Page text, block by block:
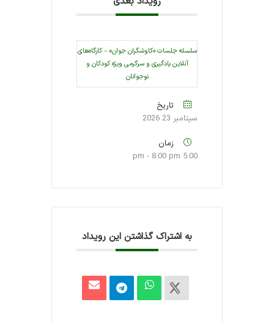
سلسله جلسات «کاوشگران جوان» – کارگاه‌های
آنلاین یادگیری و سرگرمی ویژه کودکان و
نوجوانان
تاریخ
سپتامبر 23 2026
زمان
5:00 pm - 8:00 pm
به اشتراک گذاشتن این رویداد